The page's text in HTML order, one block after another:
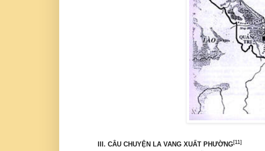
III. CÂU CHUYỆN LA VANG XUẤT PHƯỜNG[11]